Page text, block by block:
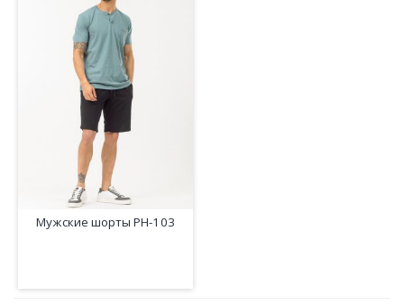
Мужские шорты PH-103